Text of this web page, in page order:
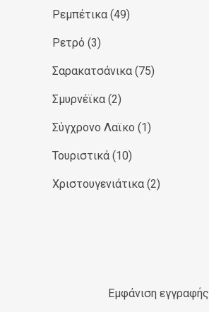
Ρεμπέτικα (49)
Ρετρό (3)
Σαρακατσάνικα (75)
Σμυρνέϊκα (2)
Σύγχρονο Λαϊκο (1)
Τουριστικά (10)
Χριστουγενιάτικα (2)
Εμφάνιση εγγραφής